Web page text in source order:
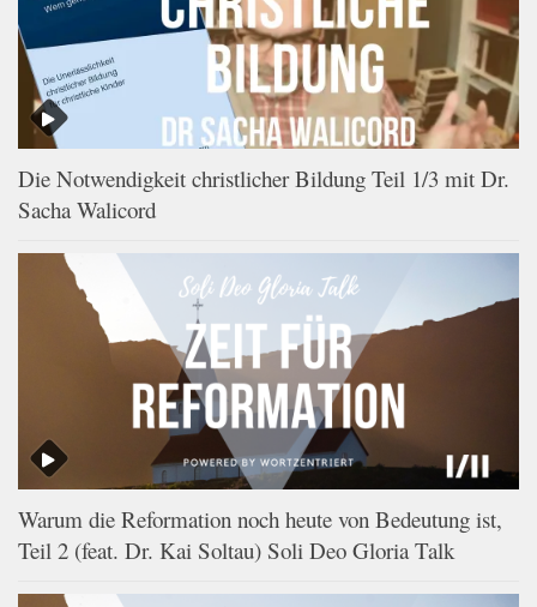
Die Notwendigkeit christlicher Bildung Teil 1/3 mit Dr.
Sacha Walicord
Warum die Reformation noch heute von Bedeutung ist,
Teil 2 (feat. Dr. Kai Soltau) Soli Deo Gloria Talk